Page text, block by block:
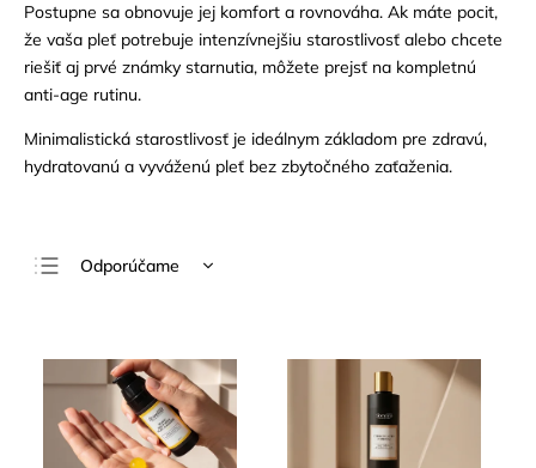
Postupne sa obnovuje jej komfort a rovnováha. Ak máte pocit,
že vaša pleť potrebuje intenzívnejšiu starostlivosť alebo chcete
riešiť aj prvé známky starnutia, môžete prejsť na kompletnú
anti-age rutinu.
Minimalistická starostlivosť je ideálnym základom pre zdravú,
hydratovanú a vyváženú pleť bez zbytočného zaťaženia.
Odporúčame
Najpredávanejšie
Abecedne